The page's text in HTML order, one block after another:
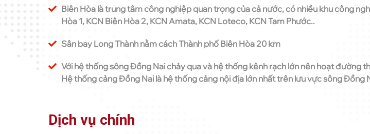
Biên Hòa là trung tâm công nghiệp quan trọng của cả nước, có nhiều khu công
Hòa 1, KCN Biên Hòa 2, KCN Amata, KCN Loteco, KCN Tam Phước..
Sân bay Long Thành nằm cách Thành phố Biên Hòa 20 km
Với hệ thống sông Đồng Nai chảy qua và hệ thống kênh rạch lớn nên hoạt đường
Hệ thống cảng Đồng Nai là hệ thống cảng nội địa lớn nhất trên lưu vực sông Đồng
Dịch vụ chính